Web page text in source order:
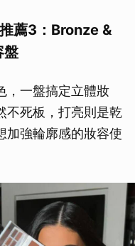
薦3：Bronze &
盤
，一盤搞定立體妝
不死板，打亮則是乾
加強輪廓感的妝容使